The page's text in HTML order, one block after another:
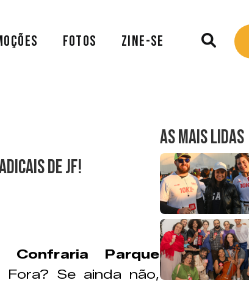
FOTOS ZINE-SE
de JF!
Confraria Parque
Fora? Se ainda não,
AS MAIS LIDAS